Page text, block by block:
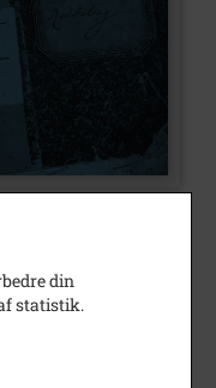
din
statistik.